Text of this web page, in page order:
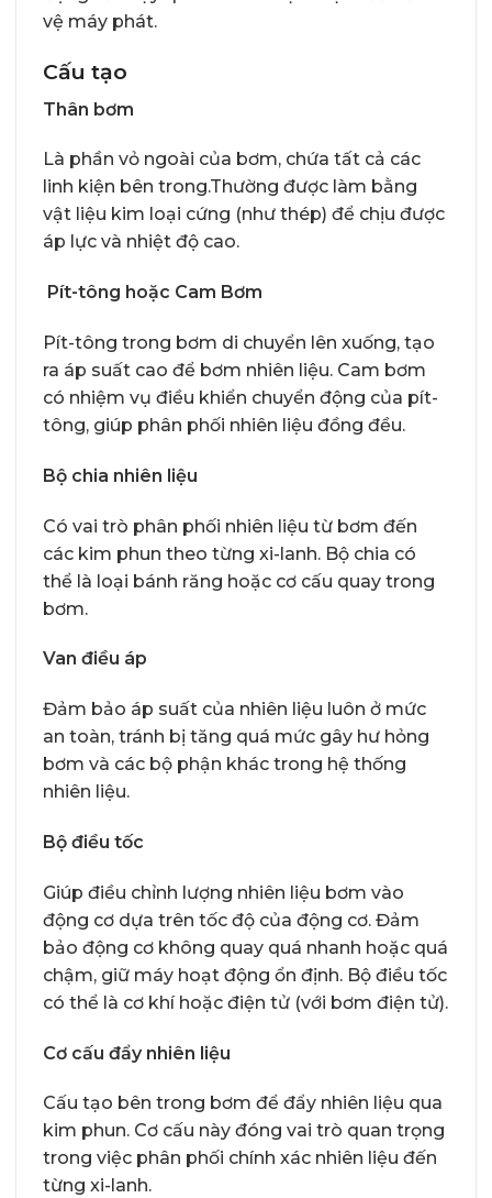
vệ máy phát.
Cấu tạo
Thân bơm
Là phần vỏ ngoài của bơm, chứa tất cả các
linh kiện bên trong.Thường được làm bằng
vật liệu kim loại cứng (như thép) để chịu được
áp lực và nhiệt độ cao.
Pít-tông hoặc Cam Bơm
Pít-tông trong bơm di chuyển lên xuống, tạo
ra áp suất cao để bơm nhiên liệu. Cam bơm
có nhiệm vụ điều khiển chuyển động của pít-
tông, giúp phân phối nhiên liệu đồng đều.
Bộ chia nhiên liệu
Có vai trò phân phối nhiên liệu từ bơm đến
các kim phun theo từng xi-lanh. Bộ chia có
thể là loại bánh răng hoặc cơ cấu quay trong
bơm.
Van điều áp
Đảm bảo áp suất của nhiên liệu luôn ở mức
an toàn, tránh bị tăng quá mức gây hư hỏng
bơm và các bộ phận khác trong hệ thống
nhiên liệu.
Bộ điều tốc
Giúp điều chỉnh lượng nhiên liệu bơm vào
động cơ dựa trên tốc độ của động cơ. Đảm
bảo động cơ không quay quá nhanh hoặc quá
chậm, giữ máy hoạt động ổn định. Bộ điều tốc
có thể là cơ khí hoặc điện tử (với bơm điện tử).
Cơ cấu đẩy nhiên liệu
Cấu tạo bên trong bơm để đẩy nhiên liệu qua
kim phun. Cơ cấu này đóng vai trò quan trọng
trong việc phân phối chính xác nhiên liệu đến
từng xi-lanh.